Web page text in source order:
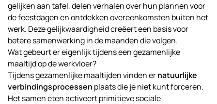
gelijken aan tafel, delen verhalen over hun plannen voor
de feestdagen en ontdekken overeenkomsten buiten het
werk. Deze gelijkwaardigheid creëert een basis voor
betere samenwerking in de maanden die volgen.
Wat gebeurt er eigenlijk tijdens een gezamenlijke
maaltijd op de werkvloer?
Tijdens gezamenlijke maaltijden vinden ernatuurlijke
verbindingsprocessen plaats die je niet kunt forceren.
Het samen eten activeert primitieve sociale